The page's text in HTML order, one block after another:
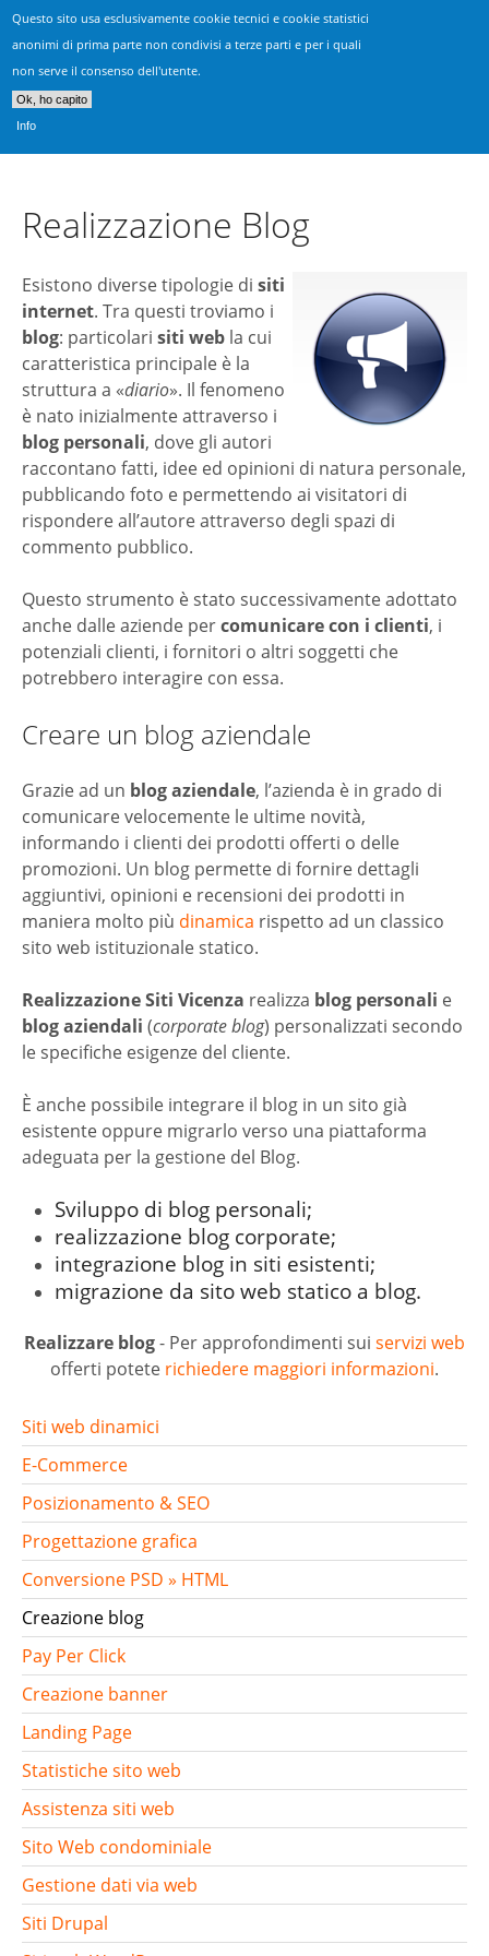
Questo sito usa esclusivamente cookie tecnici e cookie statistici
anonimi di prima parte non condivisi a terze parti e per i quali
non serve il consenso dell'utente.
Ok, ho capito
Info
Realizzazione Siti Vicenza
Consulenza, progettazione & sviluppo siti web
Realizzazione Blog
Esistono diverse tipologie di siti
internet. Tra questi troviamo i
blog: particolari siti web la cui
caratteristica principale è la
struttura a «diario». Il fenomeno
è nato inizialmente attraverso i
blog personali, dove gli autori
raccontano fatti, idee ed opinioni di natura personale,
pubblicando foto e permettendo ai visitatori di
rispondere all’autore attraverso degli spazi di
commento pubblico.
Questo strumento è stato successivamente adottato
anche dalle aziende percomunicare con i clienti, i
potenziali clienti, i fornitori o altri soggetti che
potrebbero interagire con essa.
Creare un blog aziendale
Grazie ad un blog aziendale, l’azienda è in grado di
comunicare velocemente le ultime novità,
informando i clienti dei prodotti offerti o delle
promozioni. Un blog permette di fornire dettagli
aggiuntivi, opinioni e recensioni dei prodotti in
maniera molto più dinamica rispetto ad un classico
sito web istituzionale statico.
Realizzazione Siti Vicenza realizza blog personali e
blog aziendali (corporate blog) personalizzati secondo
le specifiche esigenze del cliente.
È anche possibile integrare il blog in un sito già
esistente oppure migrarlo verso una piattaforma
adeguata per la gestione del Blog.
Sviluppo di blog personali;
realizzazione blog corporate;
integrazione blog in siti esistenti;
migrazione da sito web statico a blog.
Realizzare blog- Per approfondimenti sui servizi web
offerti potete richiedere maggiori informazioni.
Siti web dinamici
E-Commerce
Posizionamento & SEO
Progettazione grafica
Conversione PSD » HTML
Creazione blog
Pay Per Click
Creazione banner
Landing Page
Statistiche sito web
Assistenza siti web
Sito Web condominiale
Gestione dati via web
Siti Drupal